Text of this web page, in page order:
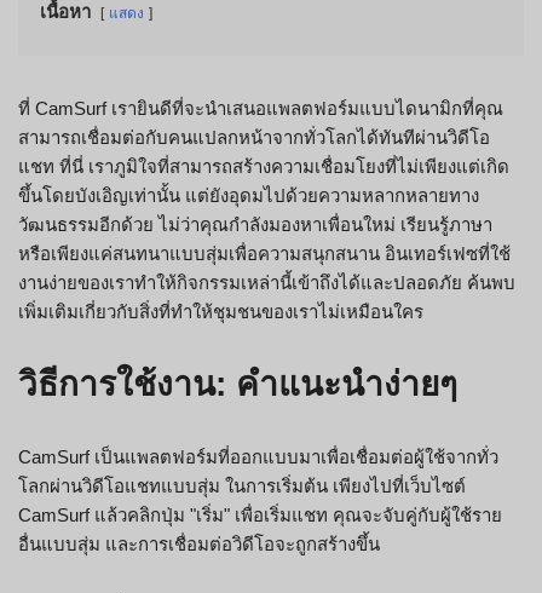
เนื้อหา แสดง
ที่ CamSurf เรายินดีที่จะนำเสนอแพลตฟอร์มแบบไดนามิกที่คุณ
สามารถเชื่อมต่อกับคนแปลกหน้าจากทั่วโลกได้ทันทีผ่านวิดีโอ
แชท ที่นี่ เราภูมิใจที่สามารถสร้างความเชื่อมโยงที่ไม่เพียงแต่เกิด
ขึ้นโดยบังเอิญเท่านั้น แต่ยังอุดมไปด้วยความหลากหลายทาง
วัฒนธรรมอีกด้วย ไม่ว่าคุณกำลังมองหาเพื่อนใหม่ เรียนรู้ภาษา
หรือเพียงแค่สนทนาแบบสุ่มเพื่อความสนุกสนาน อินเทอร์เฟซที่ใช้
งานง่ายของเราทำให้กิจกรรมเหล่านี้เข้าถึงได้และปลอดภัย ค้นพบ
เพิ่มเติมเกี่ยวกับสิ่งที่ทำให้ชุมชนของเราไม่เหมือนใคร
วิธีการใช้งาน: คำแนะนำง่ายๆ
CamSurf เป็นแพลตฟอร์มที่ออกแบบมาเพื่อเชื่อมต่อผู้ใช้จากทั่ว
โลกผ่านวิดีโอแชทแบบสุ่ม ในการเริ่มต้น เพียงไปที่เว็บไซต์
CamSurf แล้วคลิกปุ่ม "เริ่ม" เพื่อเริ่มแชท คุณจะจับคู่กับผู้ใช้ราย
อื่นแบบสุ่ม และการเชื่อมต่อวิดีโอจะถูกสร้างขึ้น